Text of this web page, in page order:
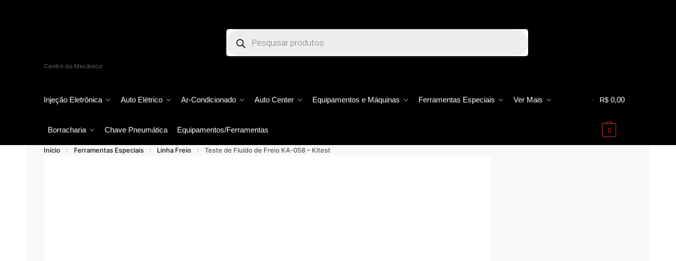
Centro do Mecânico
Injeção Eletrônica Auto Elétrico Ar-Condicionado Auto Center Equipamentos e Máquinas Ferramentas Especiais Ver Mais
Borracharia Chave Pneumática Equipamentos/Ferramentas
R$0,00
0
Início / Ferramentas Especiais / Linha Freio / Teste de Fluído de Freio KA-058 – Kitest